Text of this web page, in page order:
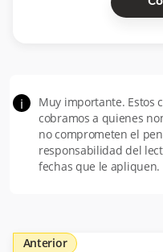
i
Muy importante. Estos
cobramos a quienes
no comprometen el
responsabilidad del
fechas que le apliquen.
Anterior